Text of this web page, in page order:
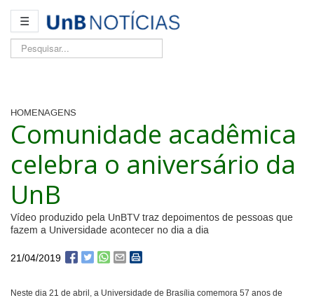
☰
Pesquisar...
HOMENAGENS
Comunidade acadêmica
celebra o aniversário da
UnB
Vídeo produzido pela UnBTV traz depoimentos de pessoas que
fazem a Universidade acontecer no dia a dia
21/04/2019
Neste dia 21 de abril, a Universidade de Brasília comemora 57 anos de